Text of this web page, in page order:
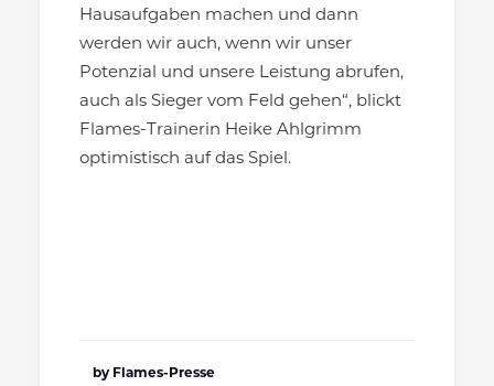
Hausaufgaben machen und dann
werden wir auch, wenn wir unser
Potenzial und unsere Leistung abrufen,
auch als Sieger vom Feld gehen“, blickt
Flames-Trainerin Heike Ahlgrimm
optimistisch auf das Spiel.
by Flames-Presse